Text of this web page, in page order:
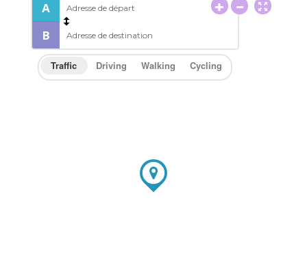
Traffic Driving Walking Cycling